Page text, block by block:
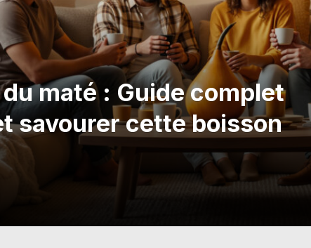
maté : Guide complet
savourer cette boisson